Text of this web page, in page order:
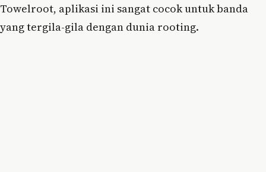
Towelroot, aplikasi ini sangat cocok untuk banda
yang tergila-gila dengan dunia rooting.